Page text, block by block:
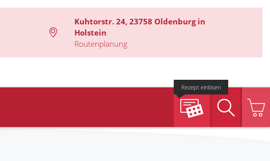
Kuhtorstr. 24, 23758 Oldenburg in
Holstein
Routenplanung
Rezept einlösen
Suche